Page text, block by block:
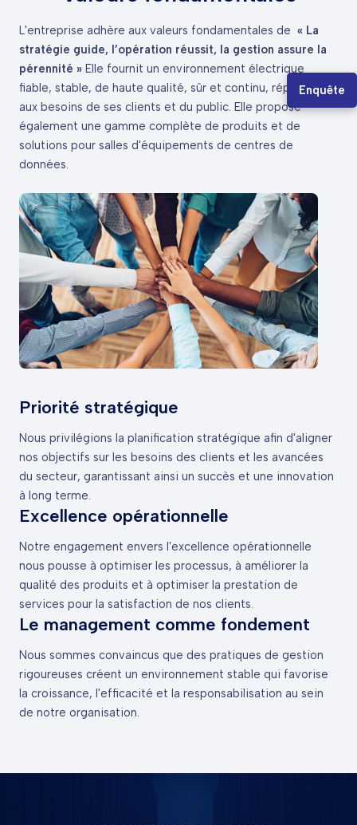
L'entreprise adhère aux valeurs fondamentales de « La
stratégie guide, l’opération réussit, la gestion assure la
pérennité » Elle fournit un environnement électrique
fiable, stable, de haute qualité, sûr et continu, répondant
aux besoins de ses clients et du public. Elle propose
également une gamme complète de produits et de
solutions pour salles d'équipements de centres de
données.
Priorité stratégique
Nous privilégions la planification stratégique afin d'aligner
nos objectifs sur les besoins des clients et les avancées
du secteur, garantissant ainsi un succès et une innovation
à long terme.
Excellence opérationnelle
Notre engagement envers l'excellence opérationnelle
nous pousse à optimiser les processus, à améliorer la
qualité des produits et à optimiser la prestation de
services pour la satisfaction de nos clients.
Le management comme fondement
Nous sommes convaincus que des pratiques de gestion
rigoureuses créent un environnement stable qui favorise
la croissance, l'efficacité et la responsabilisation au sein
de notre organisation.
Enquête